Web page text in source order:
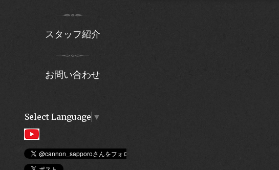
スタッフ紹介
お問い合わせ
Select Language ▼